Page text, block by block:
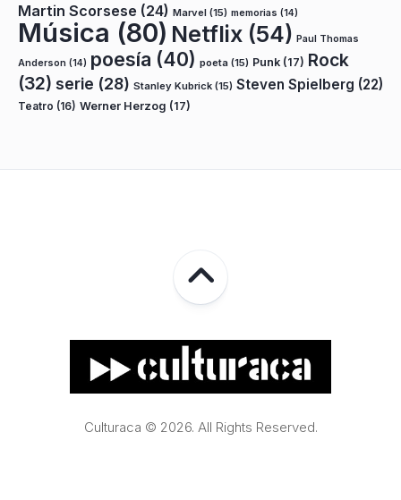
Martin Scorsese (24) Marvel (15) memorias (14)
Música (80) Netflix (54) Paul Thomas
Anderson (14) poesía (40) poeta (15) Punk (17) Rock
(32) serie (28) Stanley Kubrick (15) Steven Spielberg (22)
Teatro (16) Werner Herzog (17)
Culturaca © 2026. All Rights Reserved.